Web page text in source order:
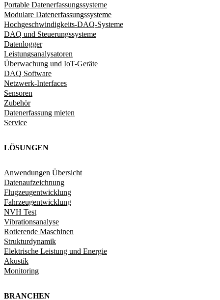
Portable Datenerfassungssysteme
Modulare Datenerfassungssysteme
Hochgeschwindigkeits-DAQ-Systeme
DAQ und Steuerungssysteme
Datenlogger
Leistungsanalysatoren
Überwachung und IoT-Geräte
DAQ Software
Netzwerk-Interfaces
Sensoren
Zubehör
Datenerfassung mieten
Service
LÖSUNGEN
Anwendungen Übersicht
Datenaufzeichnung
Flugzeugentwicklung
Fahrzeugentwicklung​
NVH Test
Vibrationsanalyse
Rotierende Maschinen
Strukturdynamik​
Elektrische Leistung und Energie​
Akustik
Monitoring
BRANCHEN